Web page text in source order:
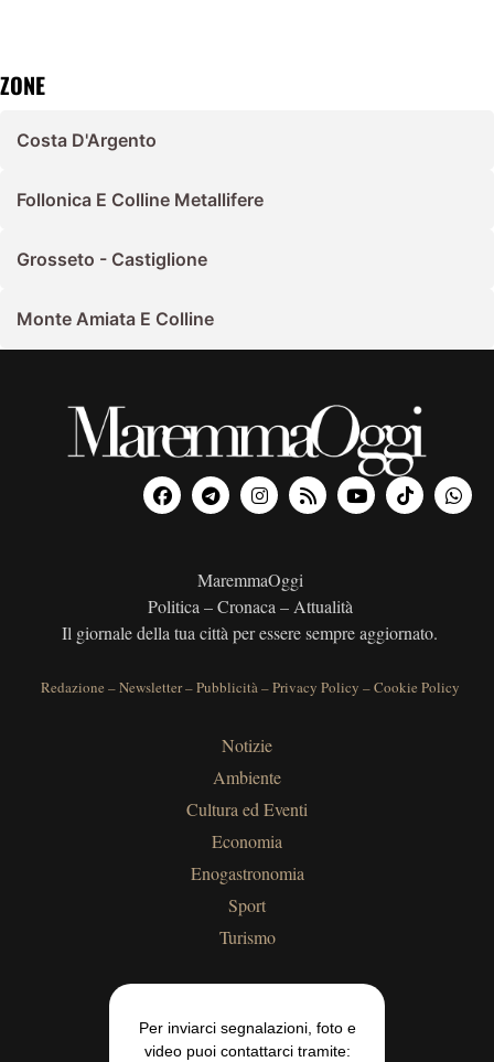
ZONE
Costa D'Argento
Follonica E Colline Metallifere
Grosseto - Castiglione
Monte Amiata E Colline
MaremmaOggi
Politica – Cronaca – Attualità
Il giornale della tua città per essere sempre aggiornato.
Redazione –Newsletter–Pubblicità–Privacy Policy –Cookie Policy
Notizie
Ambiente
Cultura ed Eventi
Economia
Enogastronomia
Sport
Turismo
Per inviarci segnalazioni, foto e
video puoi contattarci tramite: